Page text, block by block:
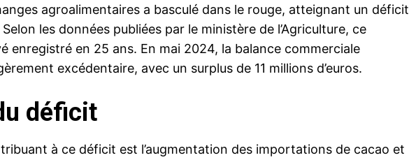
agroalimentaires a basculé dans le rouge, atteignant un déficit
les données publiées par le ministère de l’Agriculture, ce
enregistré en 25 ans. En mai 2024, la balance commerciale
excédentaire, avec un surplus de 11 millions d’euros.
déficit
à ce déficit est l’augmentation des importations de cacao et